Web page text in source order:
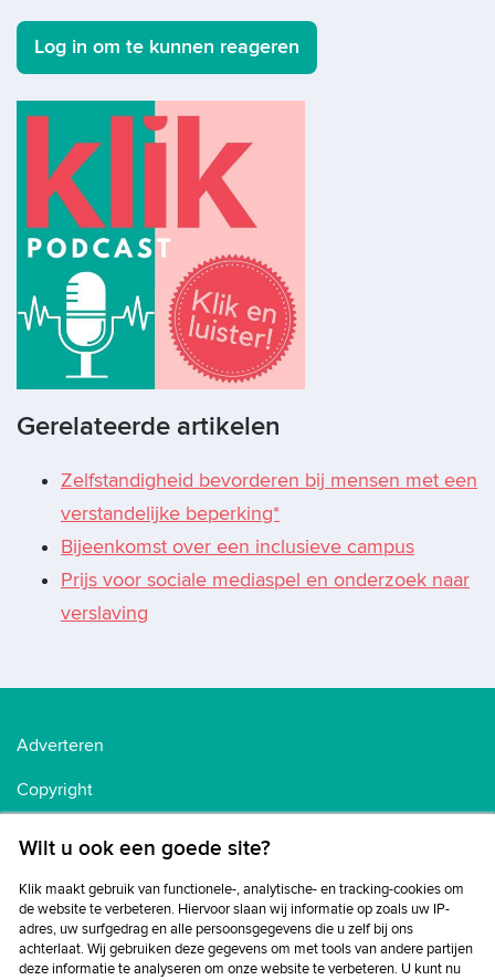
Log in om te kunnen reageren
Gerelateerde artikelen
Zelfstandigheid bevorderen bij mensen met een
verstandelijke beperking*
Bijeenkomst over een inclusieve campus
Prijs voor sociale mediaspel en onderzoek naar
verslaving
Adverteren
Copyright
Privacybeleid
Disclaimer
Wilt u ook een goede site?
Klik maakt gebruik van functionele-, analytische- en tracking-cookies om
de website te verbeteren. Hiervoor slaan wij informatie op zoals uw IP-
adres, uw surfgedrag en alle persoonsgegevens die u zelf bij ons
achterlaat. Wij gebruiken deze gegevens om met tools van andere partijen
deze informatie te analyseren om onze website te verbeteren. U kunt nu